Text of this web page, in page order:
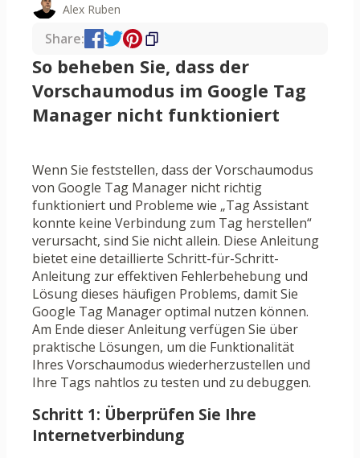
Alex Ruben
Share:
So beheben Sie, dass der
Vorschaumodus im Google Tag
Manager nicht funktioniert
Wenn Sie feststellen, dass der Vorschaumodus
von Google Tag Manager nicht richtig
funktioniert und Probleme wie „Tag Assistant
konnte keine Verbindung zum Tag herstellen“
verursacht, sind Sie nicht allein. Diese Anleitung
bietet eine detaillierte Schritt-für-Schritt-
Anleitung zur effektiven Fehlerbehebung und
Lösung dieses häufigen Problems, damit Sie
Google Tag Manager optimal nutzen können.
Am Ende dieser Anleitung verfügen Sie über
praktische Lösungen, um die Funktionalität
Ihres Vorschaumodus wiederherzustellen und
Ihre Tags nahtlos zu testen und zu debuggen.
Schritt 1: Überprüfen Sie Ihre
Internetverbindung